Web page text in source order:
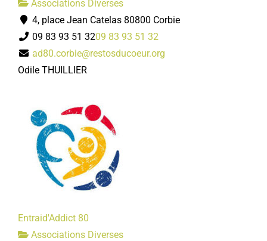
Associations Diverses
4, place Jean Catelas 80800 Corbie
09 83 93 51 3209 83 93 51 32
ad80.corbie@restosducoeur.org
Odile THUILLIER
Entraid'Addict 80
Associations Diverses